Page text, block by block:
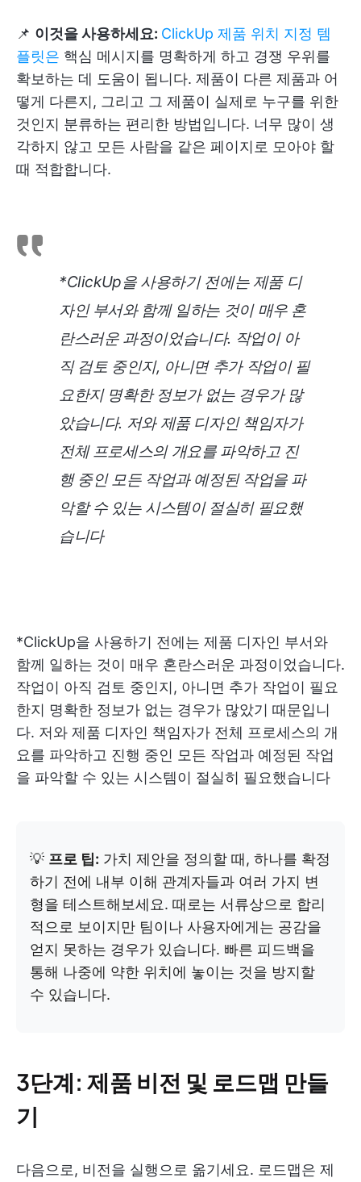
📌 이것을 사용하세요: ClickUp 제품 위치 지정 템
플릿은 핵심 메시지를 명확하게 하고 경쟁 우위를
확보하는 데 도움이 됩니다. 제품이 다른 제품과 어
떻게 다른지, 그리고 그 제품이 실제로 누구를 위한
것인지 분류하는 편리한 방법입니다. 너무 많이 생
각하지 않고 모든 사람을 같은 페이지로 모아야 할
때 적합합니다.
*ClickUp을 사용하기 전에는 제품 디
자인 부서와 함께 일하는 것이 매우 혼
란스러운 과정이었습니다. 작업이 아
직 검토 중인지, 아니면 추가 작업이 필
요한지 명확한 정보가 없는 경우가 많
았습니다. 저와 제품 디자인 책임자가
전체 프로세스의 개요를 파악하고 진
행 중인 모든 작업과 예정된 작업을 파
악할 수 있는 시스템이 절실히 필요했
습니다
*ClickUp을 사용하기 전에는 제품 디자인 부서와
함께 일하는 것이 매우 혼란스러운 과정이었습니다.
작업이 아직 검토 중인지, 아니면 추가 작업이 필요
한지 명확한 정보가 없는 경우가 많았기 때문입니
다. 저와 제품 디자인 책임자가 전체 프로세스의 개
요를 파악하고 진행 중인 모든 작업과 예정된 작업
을 파악할 수 있는 시스템이 절실히 필요했습니다
💡 프로 팁: 가치 제안을 정의할 때, 하나를 확정
하기 전에 내부 이해 관계자들과 여러 가지 변
형을 테스트해보세요. 때로는 서류상으로 합리
적으로 보이지만 팀이나 사용자에게는 공감을
얻지 못하는 경우가 있습니다. 빠른 피드백을
통해 나중에 약한 위치에 놓이는 것을 방지할
수 있습니다.
3단계: 제품 비전 및 로드맵 만들
기
다음으로, 비전을 실행으로 옮기세요. 로드맵은 제